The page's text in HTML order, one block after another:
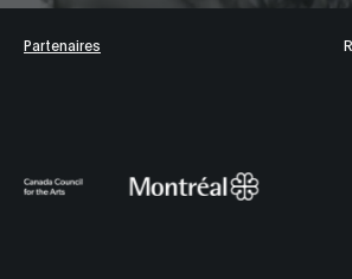
Partenaires